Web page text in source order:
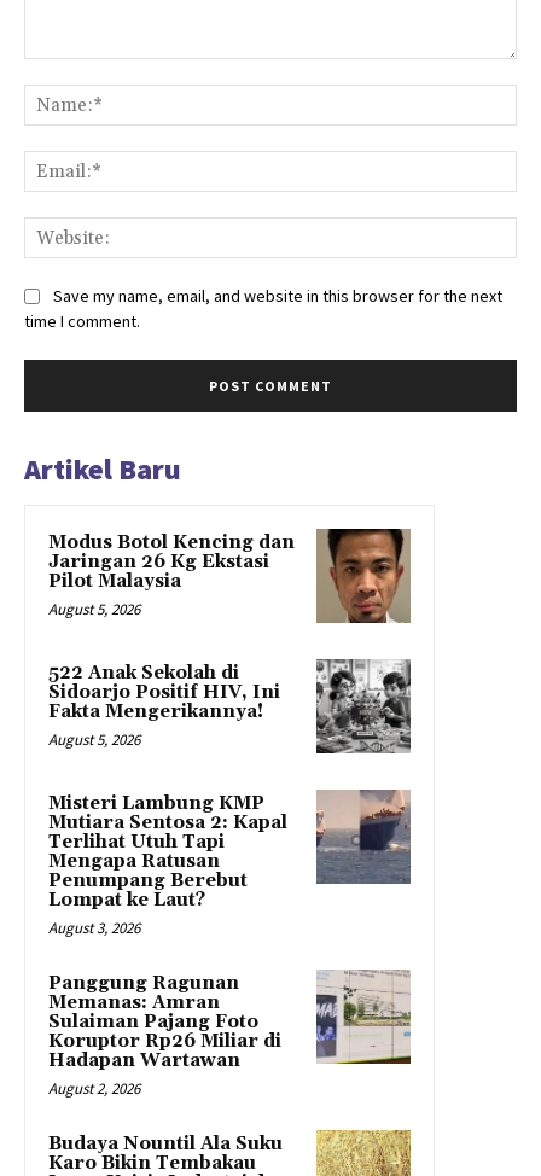
Save my name, email, and website in this browser for the next
time I comment.
Artikel Baru
Modus Botol Kencing dan
Jaringan 26 Kg Ekstasi
Pilot Malaysia
August 5, 2026
522 Anak Sekolah di
Sidoarjo Positif HIV, Ini
Fakta Mengerikannya!
August 5, 2026
Misteri Lambung KMP
Mutiara Sentosa 2: Kapal
Terlihat Utuh Tapi
Mengapa Ratusan
Penumpang Berebut
Lompat ke Laut?
August 3, 2026
Panggung Ragunan
Memanas: Amran
Sulaiman Pajang Foto
Koruptor Rp26 Miliar di
Hadapan Wartawan
August 2, 2026
Budaya Nountil Ala Suku
Karo Bikin Tembakau